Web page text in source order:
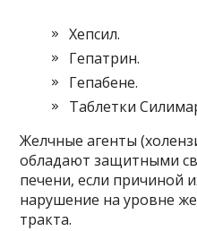
Хепсил.
Гепатрин.
Гепабене.
Таблетки
Желчные агенты
обладают защитными
печени, если причиной
нарушение на уровне
тракта.